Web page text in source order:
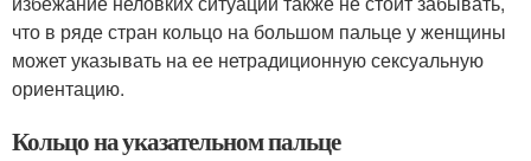
что в ряде стран кольцо на большом пальце у женщины
может указывать на ее нетрадиционную сексуальную
ориентацию.
Кольцо на указательном пальце